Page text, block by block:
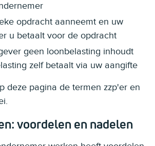
opdracht aanneemt en uw
u betaalt voor de opdracht
geen loonbelasting inhoudt
zelf betaalt via uw aangifte
deze pagina de termen zzp'er en
voordelen en nadelen